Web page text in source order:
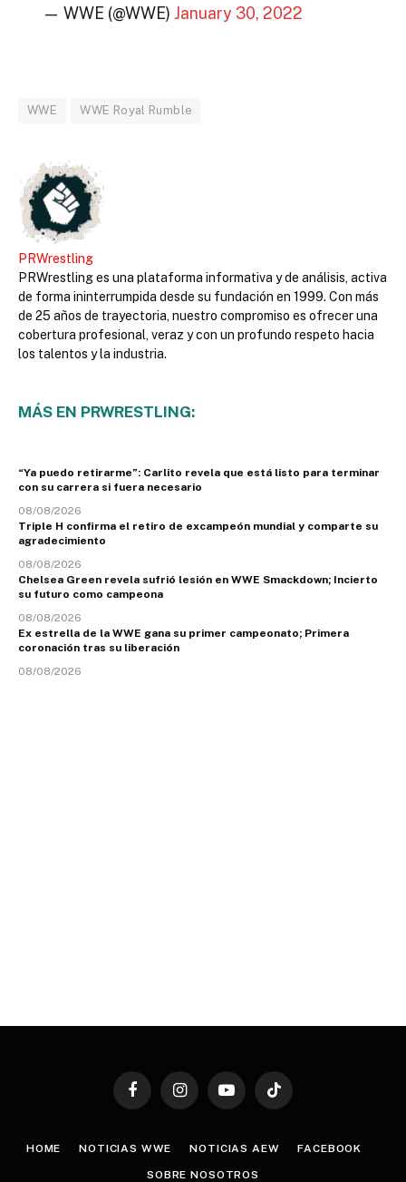
— WWE (@WWE) January 30, 2022
WWE WWE Royal Rumble
PRWrestling
PRWrestling es una plataforma informativa y de análisis, activa
de forma ininterrumpida desde su fundación en 1999. Con más
de 25 años de trayectoria, nuestro compromiso es ofrecer una
cobertura profesional, veraz y con un profundo respeto hacia
los talentos y la industria.
MÁS EN PRWRESTLING:
“Ya puedo retirarme”: Carlito revela que está listo para terminar
con su carrera si fuera necesario
08/08/2026
Triple H confirma el retiro de excampeón mundial y comparte su
agradecimiento
08/08/2026
Chelsea Green revela sufrió lesión en WWE Smackdown; Incierto
su futuro como campeona
08/08/2026
Ex estrella de la WWE gana su primer campeonato; Primera
coronación tras su liberación
08/08/2026
FacebookInstagramYouTubeTikTok
HOME NOTICIAS WWE NOTICIAS AEW FACEBOOK
SOBRE NOSOTROS